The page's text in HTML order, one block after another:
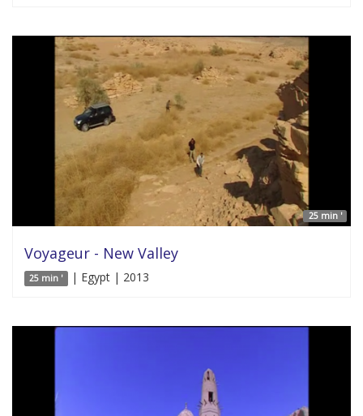
25 min '
Voyageur - New Valley
25 min ' | Egypt | 2013